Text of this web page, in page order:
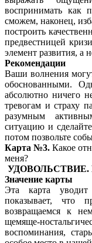
воспринимать как
сможем, наконец,
построить
предвестницей
элемент развития, а
Рекомендации
Ваши волнения
обоснованными.
абсолютно ничего
тревогам и страху
разумным
ситуацию и
потом позвольте
Карта №3. Какое
меня?
УДОВОЛЬСТВИЕ.
Значение карты
Эта карта
показывает,
возвращаемся к
щемяще-
воспоминания,